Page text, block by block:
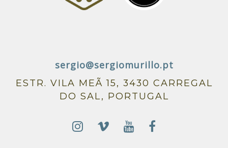
sergio@sergiomurillo.pt
ESTR. VILA MEÃ 15, 3430 CARREGAL
DO SAL, PORTUGAL